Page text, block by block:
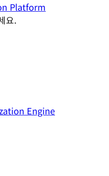
Platform
요.
Engine